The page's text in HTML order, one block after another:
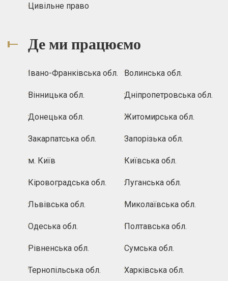
Цивільне право
Де ми працюємо
Івано-Франківська обл. Волинська обл.
Вінницька обл. Дніпропетровська обл.
Донецька обл. Житомирська обл.
Закарпатська обл. Запорізька обл.
м. Київ Київська обл.
Кіровоградська обл. Луганська обл.
Львівська обл. Миколаївська обл.
Одеська обл. Полтавська обл.
Рівненська обл. Сумська обл.
Тернопільська обл. Харківська обл.